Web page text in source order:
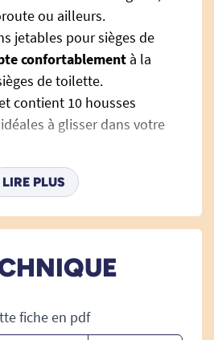
ou ailleurs.
jetables pour sièges de
confortablement à la
de toilette.
contient 10 housses
à glisser dans votre
à partir de
, donc respectueuses de
est très simple, déplié
et placez-la sur le
l'utiliser.
LIRE PLUS
fiche en pdf